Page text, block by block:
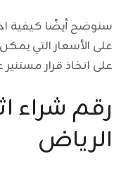
سنوضح أيضًا كيفية
على الأسعار التي
على اتخاذ قرار
رقم شراء
الرياض